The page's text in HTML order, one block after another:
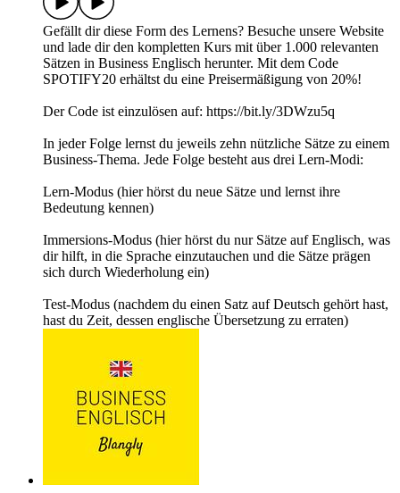
Gefällt dir diese Form des Lernens? Besuche unsere Website
und lade dir den kompletten Kurs mit über 1.000 relevanten
Sätzen in Business Englisch herunter. Mit dem Code
SPOTIFY20 erhältst du eine Preisermäßigung von 20%!
Der Code ist einzulösen auf: https://bit.ly/3DWzu5q
In jeder Folge lernst du jeweils zehn nützliche Sätze zu einem
Business-Thema. Jede Folge besteht aus drei Lern-Modi:
Lern-Modus (hier hörst du neue Sätze und lernst ihre
Bedeutung kennen)
Immersions-Modus (hier hörst du nur Sätze auf Englisch, was
dir hilft, in die Sprache einzutauchen und die Sätze prägen
sich durch Wiederholung ein)
Test-Modus (nachdem du einen Satz auf Deutsch gehört hast,
hast du Zeit, dessen englische Übersetzung zu erraten)